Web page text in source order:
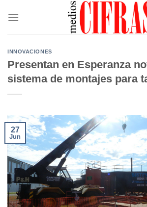
INNOVACIONES
Presentan en Esperanza
sistema de montajes para
27
Jun